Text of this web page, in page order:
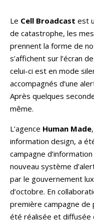
Le Cell Broadcast est
de catastrophe, les
prennent la forme de
s’affichent sur l’écran
celui-ci est en mode
accompagnés d’une
Après quelques
même.
L’agence Human Made
information design, a
campagne
nouveau système
par le gouvernement
d’octobre. En
première campagne
été réalisée et diffusée